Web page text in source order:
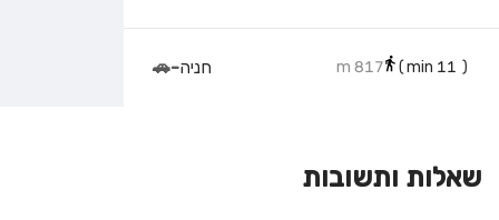
(
11
817 m חניה-
🚗
שאלות ותשובות